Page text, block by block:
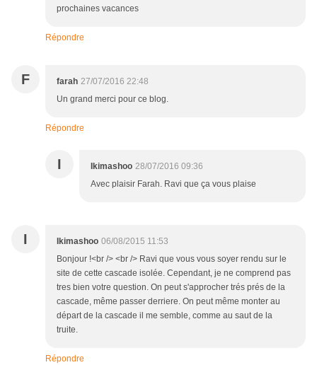
prochaines vacances
Répondre
F farah 27/07/2016 22:48
Un grand merci pour ce blog.
Répondre
I Ikimashoo 28/07/2016 09:36
Avec plaisir Farah. Ravi que ça vous plaise
I Ikimashoo 06/08/2015 11:53
Bonjour !<br /> <br /> Ravi que vous vous soyer rendu sur le
site de cette cascade isolée. Cependant, je ne comprend pas
tres bien votre question. On peut s'approcher trés prés de la
cascade, même passer derriere. On peut même monter au
départ de la cascade il me semble, comme au saut de la
truite.
Répondre